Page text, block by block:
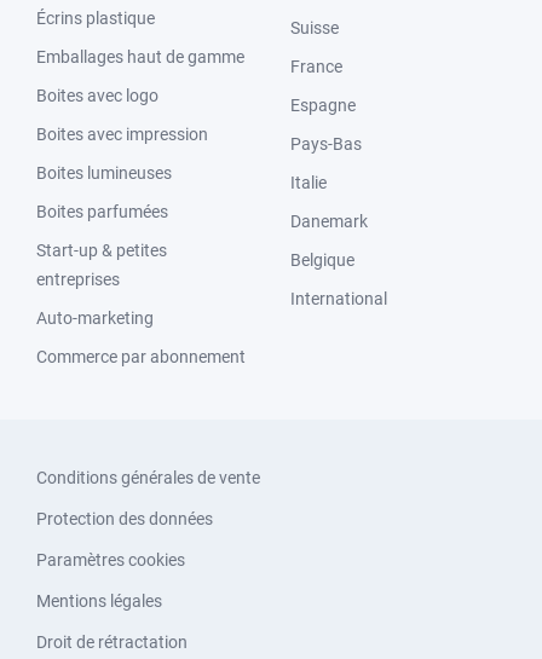
Écrins plastique
Emballages haut de gamme
Boites avec logo
Boites avec impression
Boites lumineuses
Boites parfumées
Start-up & petites
entreprises
Auto-marketing
Commerce par abonnement
Suisse
France
Espagne
Pays-Bas
Italie
Danemark
Belgique
International
Conditions générales de vente
Protection des données
Paramètres cookies
Mentions légales
Droit de rétractation